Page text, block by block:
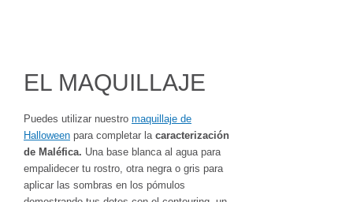
EL MAQUILLAJE
Puedes utilizar nuestro maquillaje de
Halloween para completar la caracterización
de Maléfica. Una base blanca al agua para
empalidecer tu rostro, otra negra o gris para
aplicar las sombras en los pómulos